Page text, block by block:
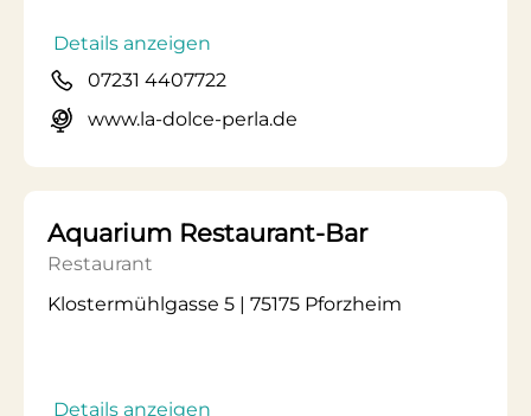
Details anzeigen
07231 4407722
www.la-dolce-perla.de
Aquarium Restaurant-Bar
Restaurant
Klostermühlgasse 5 | 75175 Pforzheim
Details anzeigen